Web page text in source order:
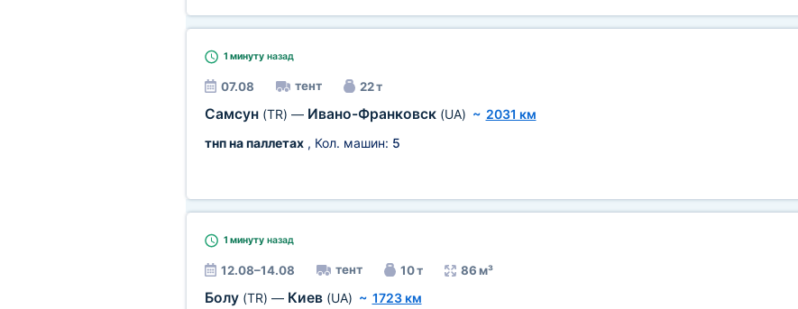
1 минутуназад
07.08 тент 22 т
Самсун (TR) — Ивано-Франковск (UA) ~ 2031 км
тнп на паллетах, Кол. машин: 5
1 минутуназад
12.08–14.08 тент 10 т 86 м³
Болу (TR) — Киев (UA) ~ 1723 км